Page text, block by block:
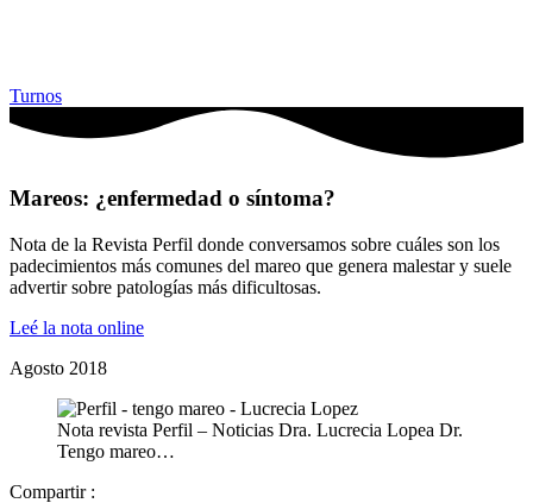
Turnos
Mareos: ¿enfermedad o síntoma?
Nota de la Revista Perfil donde conversamos sobre cuáles son los
padecimientos más comunes del mareo que genera malestar y suele
advertir sobre patologías más dificultosas.
Leé la nota online
Agosto 2018
Nota revista Perfil – Noticias Dra. Lucrecia Lopea Dr.
Tengo mareo…
Compartir :